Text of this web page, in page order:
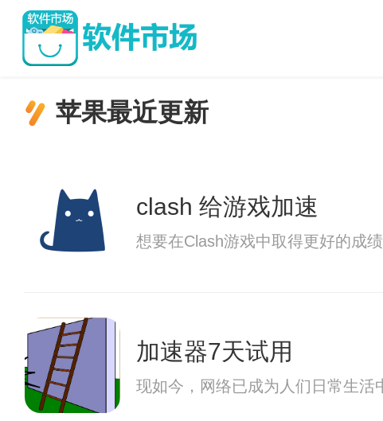
苹果最近更新
clash 给游戏加速
想要在Clash游戏中取得更好的成
加速器7天试用
现如今，网络已成为人们日常生